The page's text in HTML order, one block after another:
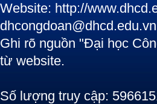
Website: http://
dhcongdoan@dhcd.edu.vn
Ghi rõ nguồn "Đại học
từ website.
Số lượng truy cập: